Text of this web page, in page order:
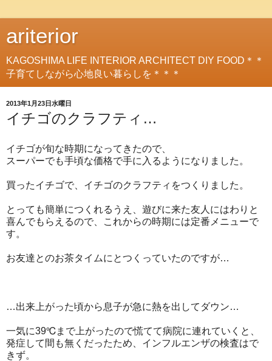
ariterior
KAGOSHIMA LIFE INTERIOR ARCHITECT DIY FOOD＊＊
子育てしながら心地良い暮らしを＊＊＊
2013年1月23日水曜日
イチゴのクラフティ…
イチゴが旬な時期になってきたので、
スーパーでも手頃な価格で手に入るようになりました。
買ったイチゴで、イチゴのクラフティをつくりました。
とっても簡単につくれるうえ、遊びに来た友人にはわりと
喜んでもらえるので、これからの時期には定番メニューで
す。
お友達とのお茶タイムにとつくっていたのですが…
…出来上がった頃から息子が急に熱を出してダウン…
一気に39℃まで上がったので慌てて病院に連れていくと、
発症して間も無くだったため、インフルエンザの検査はで
きず。